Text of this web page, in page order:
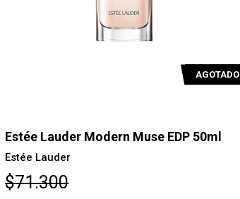
AGOTADO
Estée Lauder Modern Muse EDP 50ml
Estée Lauder
$71.300